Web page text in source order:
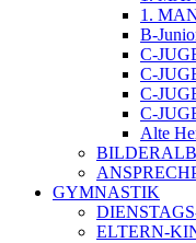
1.
B-
C-
C-
C-
C-
Alte
GYMNASTIK
ELTERN-